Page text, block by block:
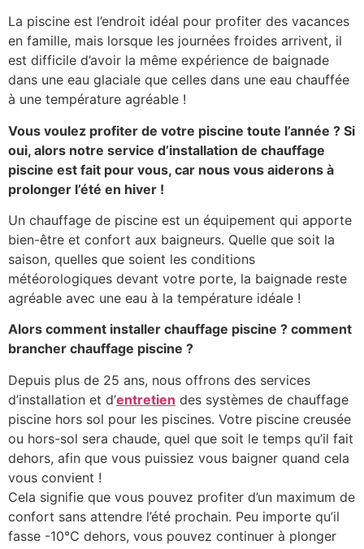
La piscine est l’endroit idéal pour profiter des vacances
en famille, mais lorsque les journées froides arrivent, il
est difficile d’avoir la même expérience de baignade
dans une eau glaciale que celles dans une eau chauffée
à une température agréable !
Vous voulez profiter de votre piscine toute l’année ? Si
oui, alors notre service d’installation de chauffage
piscine est fait pour vous, car nous vous aiderons à
prolonger l’été en hiver !
Un chauffage de piscine est un équipement qui apporte
bien-être et confort aux baigneurs. Quelle que soit la
saison, quelles que soient les conditions
météorologiques devant votre porte, la baignade reste
agréable avec une eau à la température idéale !
Alors comment installer chauffage piscine ? comment
brancher chauffage piscine ?
Depuis plus de 25 ans, nous offrons des services
d’installation et d’entretien des systèmes de chauffage
piscine hors sol pour les piscines. Votre piscine creusée
ou hors-sol sera chaude, quel que soit le temps qu’il fait
dehors, afin que vous puissiez vous baigner quand cela
vous convient !
Cela signifie que vous pouvez profiter d’un maximum de
confort sans attendre l’été prochain. Peu importe qu’il
fasse -10°C dehors, vous pouvez continuer à plonger